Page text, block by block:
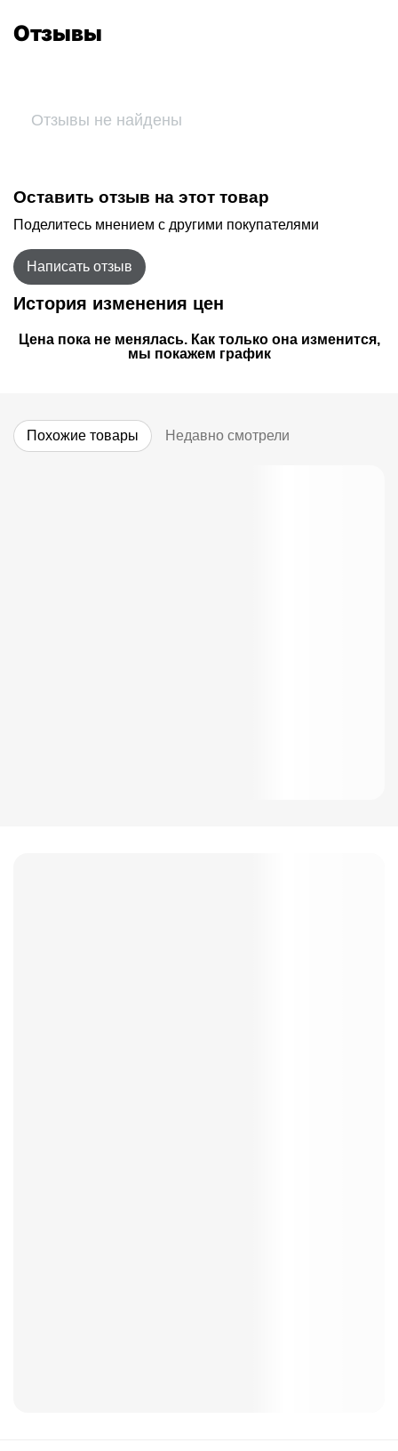
Отзывы
Отзывы не найдены
Оставить отзыв на этот товар
Поделитесь мнением с другими покупателями
Написать отзыв
История изменения цен
Цена пока не менялась. Как только она изменится,
мы покажем график
Похожие товары Недавно смотрели